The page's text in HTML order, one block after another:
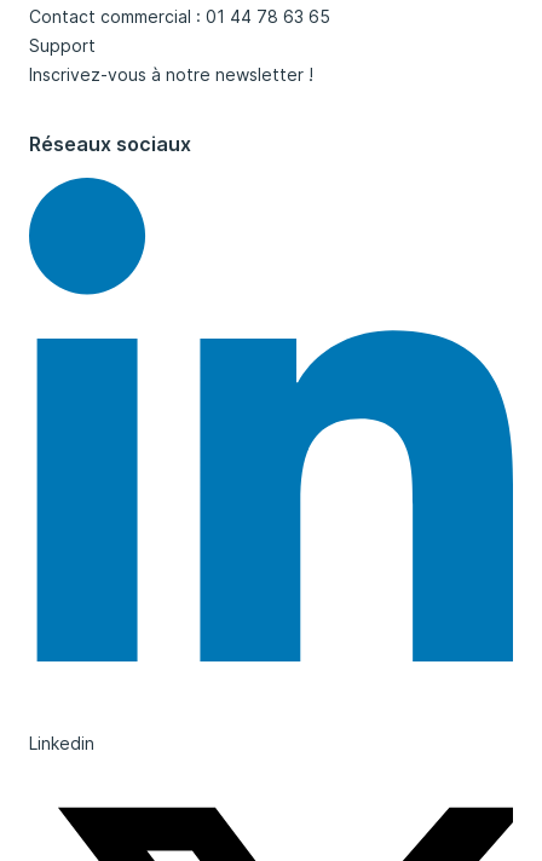
Contact commercial : 01 44 78 63 65
Support
Inscrivez-vous à notre newsletter !
Réseaux sociaux
Linkedin